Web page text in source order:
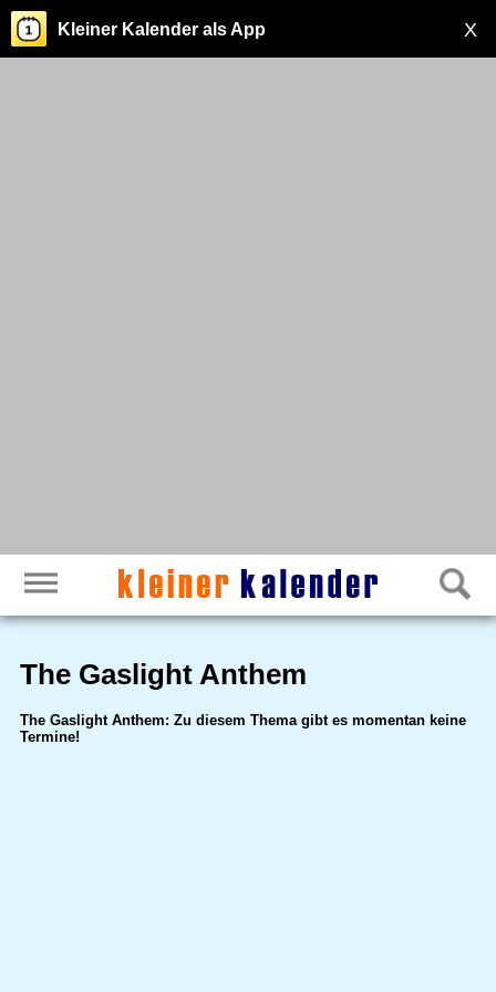
X
Kleiner Kalender als App
The Gaslight Anthem
The Gaslight Anthem: Zu diesem Thema gibt es momentan keine
Termine!